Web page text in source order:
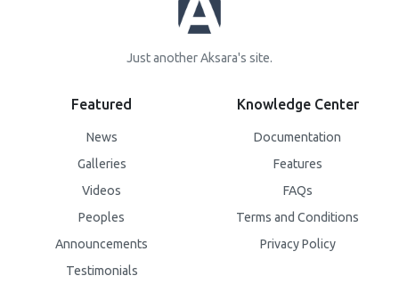
Just another Aksara's site.
Featured
News
Galleries
Videos
Peoples
Announcements
Testimonials
Knowledge Center
Documentation
Features
FAQs
Terms and Conditions
Privacy Policy